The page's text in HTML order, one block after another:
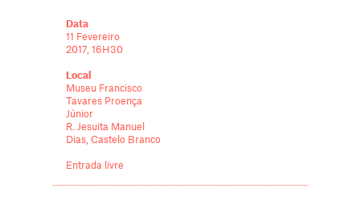
Data
11 Fevereiro
2017, 16H30
Local
Museu Francisco
Tavares Proença
Júnior
R. Jesuita Manuel
Dias, Castelo Branco
Entrada livre